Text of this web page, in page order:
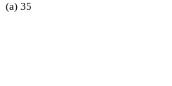
(a) 35